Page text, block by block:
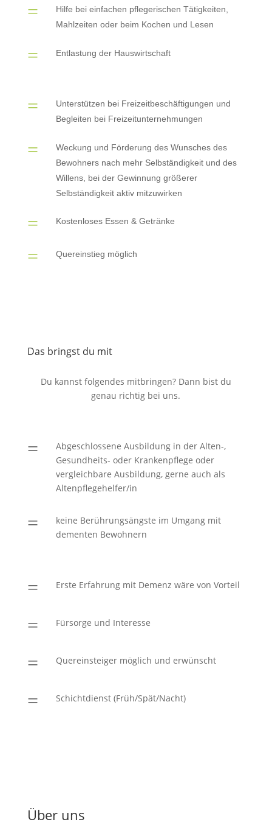
=
Hilfe bei einfachen pflegerischen Tätigkeiten,
Mahlzeiten oder beim Kochen und Lesen
= Entlastung der Hauswirtschaft
=
Unterstützen bei Freizeitbeschäftigungen und
Begleiten bei Freizeitunternehmungen
=
Weckung und Förderung des Wunsches des
Bewohners nach mehr Selbständigkeit und des
Willens, bei der Gewinnung größerer
Selbständigkeit aktiv mitzuwirken
= Kostenloses Essen & Getränke
= Quereinstieg möglich
Das bringst du mit
Du kannst folgendes mitbringen? Dann bist du
genau richtig bei uns.
=
Abgeschlossene Ausbildung in der Alten-,
Gesundheits- oder Krankenpflege oder
vergleichbare Ausbildung, gerne auch als
Altenpflegehelfer/in
=
keine Berührungsängste im Umgang mit
dementen Bewohnern
= Erste Erfahrung mit Demenz wäre von Vorteil
= Fürsorge und Interesse
= Quereinsteiger möglich und erwünscht
= Schichtdienst (Früh/Spät/Nacht)
Über uns